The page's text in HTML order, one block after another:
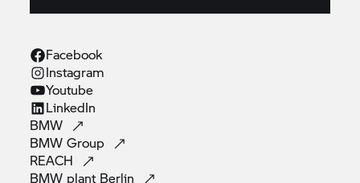
Facebook
Instagram
Youtube
LinkedIn
BMW
BMWGroup
REACH
BMW plant Berlin